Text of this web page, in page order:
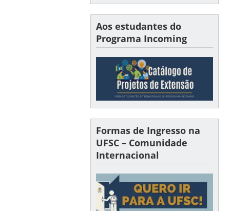
Aos estudantes do
Programa Incoming
Formas de Ingresso na
UFSC – Comunidade
Internacional